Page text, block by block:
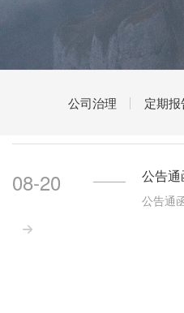
公司治理 定期报
08-20

公告通
公告通